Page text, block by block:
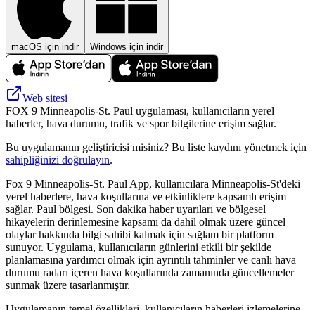
macOS için indir Windows için indir
Web sitesi
FOX 9 Minneapolis-St. Paul uygulaması, kullanıcıların yerel
haberler, hava durumu, trafik ve spor bilgilerine erişim sağlar.
Bu uygulamanın geliştiricisi misiniz? Bu liste kaydını yönetmek için
sahipliğinizi doğrulayın.
Fox 9 Minneapolis-St. Paul App, kullanıcılara Minneapolis-St'deki
yerel haberlere, hava koşullarına ve etkinliklere kapsamlı erişim
sağlar. Paul bölgesi. Son dakika haber uyarıları ve bölgesel
hikayelerin derinlemesine kapsamı da dahil olmak üzere güncel
olaylar hakkında bilgi sahibi kalmak için sağlam bir platform
sunuyor. Uygulama, kullanıcıların günlerini etkili bir şekilde
planlamasına yardımcı olmak için ayrıntılı tahminler ve canlı hava
durumu radarı içeren hava koşullarında zamanında güncellemeler
sunmak üzere tasarlanmıştır.